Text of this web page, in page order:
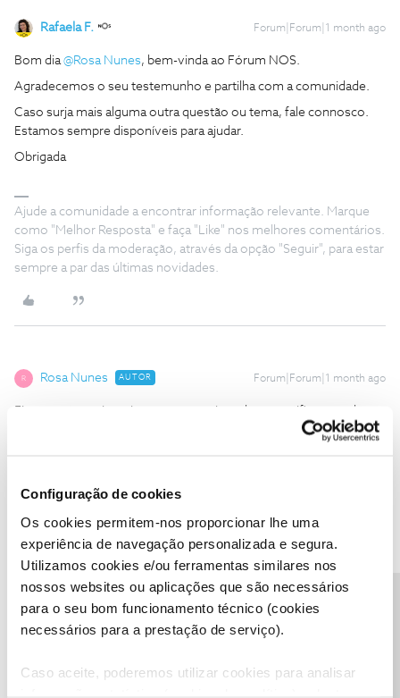
Configuração de cookies
Os cookies permitem-nos proporcionar lhe uma
experiência de navegação personalizada e segura.
Utilizamos cookies e/ou ferramentas similares nos
nossos websites ou aplicações que são necessários
para o seu bom funcionamento técnico (cookies
necessários para a prestação de serviço).
Caso aceite, poderemos utilizar cookies para analisar
Rafaela F. Forum|Forum|1 month ago
Bom dia ​@Rosa Nunes, bem-vinda ao Fórum NOS.
Agradecemos o seu testemunho e partilha com a comunidade.
Caso surja mais alguma outra questão ou tema, fale connosco.
Estamos sempre disponíveis para ajudar.
Obrigada
Ajude a comunidade a encontrar informação relevante. Marque
como "Melhor Resposta" e faça "Like" nos melhores comentários.
Siga os perfis da moderação, através da opção "Seguir", para estar
sempre a par das últimas novidades.
R Rosa Nunes AUTOR Forum|Forum|1 month ago
João H. Forum|Forum|1 month ago
Boa tarde,
Agradecemos o seu testemunho ​@Rosa Nunes. 😊
artigo: